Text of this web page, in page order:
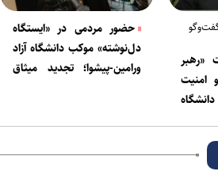
«رهبر
امنیت
حضور مردمی در «ایستگاه
دل‌نوشته» موکب دانشگاه آزاد
ورامین-پیشوا؛ تجدید میثاق